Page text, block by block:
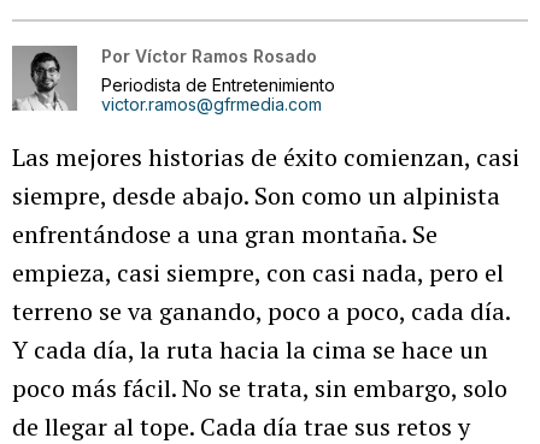
Por Víctor Ramos Rosado
Periodista de Entretenimiento
victor.ramos@gfrmedia.com
Las mejores historias de éxito comienzan, casi
siempre, desde abajo. Son como un alpinista
enfrentándose a una gran montaña. Se
empieza, casi siempre, con casi nada, pero el
terreno se va ganando, poco a poco, cada día.
Y cada día, la ruta hacia la cima se hace un
poco más fácil. No se trata, sin embargo, solo
de llegar al tope. Cada día trae sus retos y